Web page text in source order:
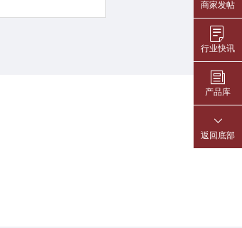
商家发帖
行业快讯
产品库
返回底部